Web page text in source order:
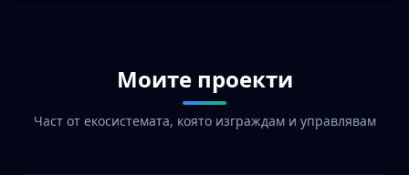
Моите проекти
Част от екосистемата, която изграждам и управлявам